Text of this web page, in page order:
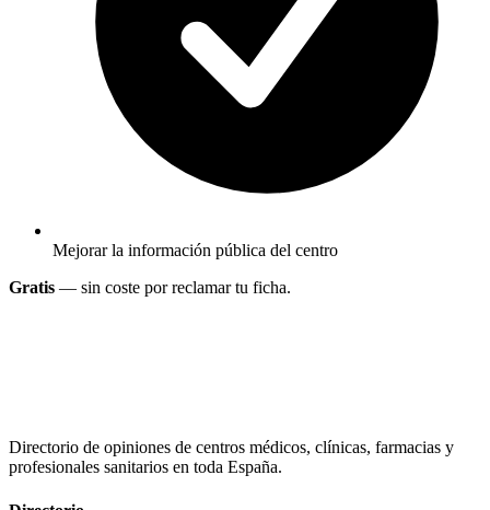
Mejorar la información pública del centro
Gratis — sin coste por reclamar tu ficha.
Directorio de opiniones de centros médicos, clínicas, farmacias y
profesionales sanitarios en toda España.